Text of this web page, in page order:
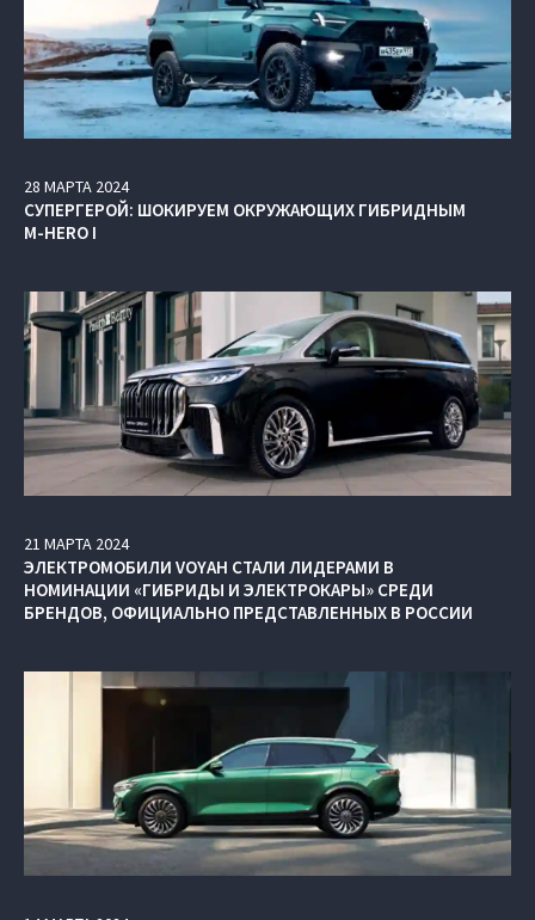
28 МАРТА 2024
СУПЕРГЕРОЙ: ШОКИРУЕМ ОКРУЖАЮЩИХ ГИБРИДНЫМ
M-HERO I
21 МАРТА 2024
ЭЛЕКТРОМОБИЛИ VOYAH СТАЛИ ЛИДЕРАМИ В
НОМИНАЦИИ «ГИБРИДЫ И ЭЛЕКТРОКАРЫ» СРЕДИ
БРЕНДОВ, ОФИЦИАЛЬНО ПРЕДСТАВЛЕННЫХ В РОССИИ